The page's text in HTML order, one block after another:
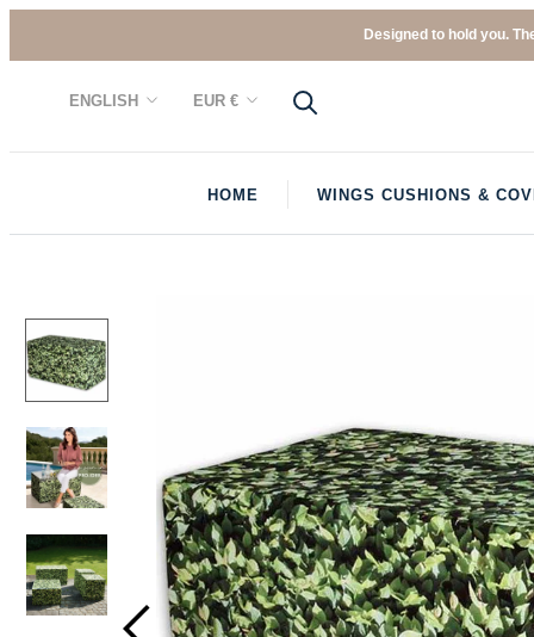
Designed to hold you.
HOME WINGS CUSHIONS &
Language
ENGLISH Currency
EUR €